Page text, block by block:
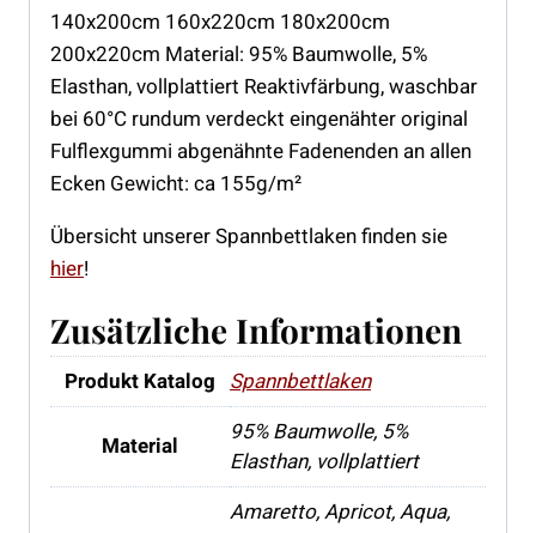
140x200cm 160x220cm 180x200cm
200x220cm Material: 95% Baumwolle, 5%
Elasthan, vollplattiert Reaktivfärbung, waschbar
bei 60°C rundum verdeckt eingenähter original
Fulflexgummi abgenähnte Fadenenden an allen
Ecken Gewicht: ca 155g/m²
Übersicht unserer Spannbettlaken finden sie
hier!
Zusätzliche Informationen
Produkt Katalog Spannbettlaken
Material
95% Baumwolle, 5%
Elasthan, vollplattiert
Amaretto, Apricot, Aqua,